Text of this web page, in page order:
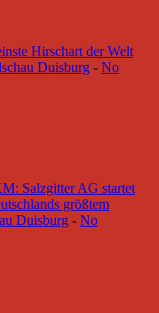
Hirschart der Welt
Duisburg - No
Salzgitter AG startet
größtem
Duisburg - No